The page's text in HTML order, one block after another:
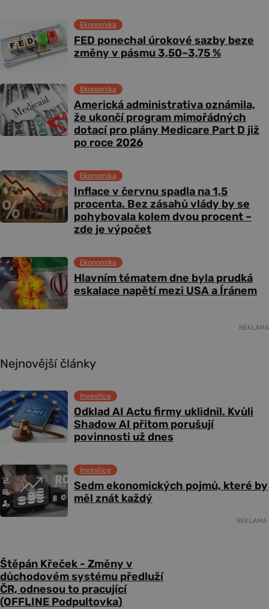
FED ponechal úrokové sazby beze
změny v pásmu 3,50–3,75 %
Ekonomika
Americká administrativa oznámila,
že ukončí program mimořádných
dotací pro plány Medicare Part D již
po roce 2026
Ekonomika
Inflace v červnu spadla na 1,5
procenta. Bez zásahů vlády by se
pohybovala kolem dvou procent –
zde je výpočet
Ekonomika
Hlavním tématem dne byla prudká
eskalace napětí mezi USA a Íránem
Ekonomika
REKLAMA
Nejnovější články
Odklad AI Actu firmy uklidnil. Kvůli
Shadow AI přitom porušují
povinnosti už dnes
Investice
Sedm ekonomických pojmů, které by
měl znát každý
Investice
REKLAMA
Štěpán Křeček - Změny v
důchodovém systému předluží
ČR, odnesou to pracující
(OFFLINE Podpultovka)